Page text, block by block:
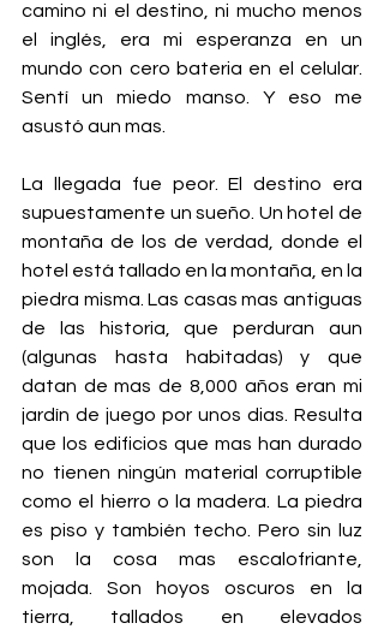
camino ni el destino, ni mucho menos
el inglés, era mi esperanza en un
mundo con cero bateria en el celular.
Sentí un miedo manso. Y eso me
asustó aun mas.
La llegada fue peor. El destino era
supuestamente un sueño. Un hotel de
montaña de los de verdad, donde el
hotel está tallado en la montaña, en la
piedra misma. Las casas mas antiguas
de las historia, que perduran aun
(algunas hasta habitadas) y que
datan de mas de 8,000 años eran mi
jardín de juego por unos dias. Resulta
que los edificios que mas han durado
no tienen ningún material corruptible
como el hierro o la madera. La piedra
es piso y también techo. Pero sin luz
son la cosa mas escalofriante,
mojada. Son hoyos oscuros en la
tierra, tallados en elevados